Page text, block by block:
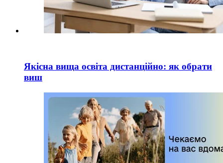
Якісна вища освіта дистанційно: як обрати
виш